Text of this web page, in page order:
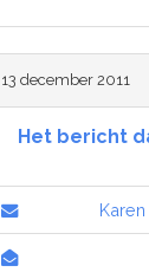
13 december 2011
Het bericht